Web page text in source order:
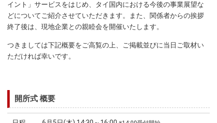
イント」サービスをはじめ、タイ国内における今後の事業展望な
どについてご紹介させていただきます。また、関係者からの挨拶
終了後は、現地企業との親睦会を開催いたします。
つきましては下記概要をご高覧の上、ご掲載並びに当日ご取材い
ただければ幸いです。
開所式 概要